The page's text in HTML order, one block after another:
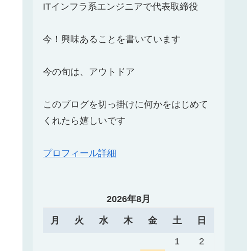
ITインフラ系エンジニアで代表取締役
今！興味あることを書いています
今の旬は、アウトドア
このブログを切っ掛けに何かをはじめて
くれたら嬉しいです
プロフィール詳細
2026年8月
月 火 水 木 金 土 日
1
2